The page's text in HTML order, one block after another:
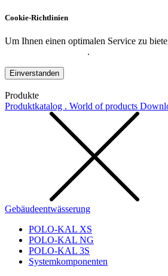
Cookie-Richtlinien
Um Ihnen einen optimalen Service zu
.
Einverstanden
Produkte
Produktkatalog . World of products
Gebäudeentwässerung
POLO-KAL XS
POLO-KAL NG
POLO-KAL 3S
Systemkomponenten